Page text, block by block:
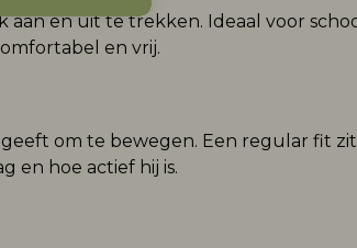
en uit te trekken. Ideaal voor
en vrij.
om te bewegen. Een regular fit
en hoe actief hij is.